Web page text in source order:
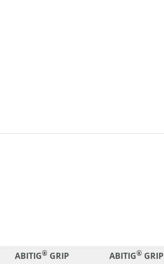
ABITIG®GRIP
ABITIG®GRIP